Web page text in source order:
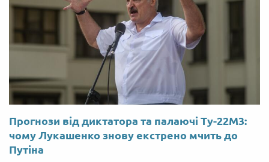
Прогнози від диктатора та палаючі Ту-22М3:
чому Лукашенко знову екстрено мчить до
Путіна